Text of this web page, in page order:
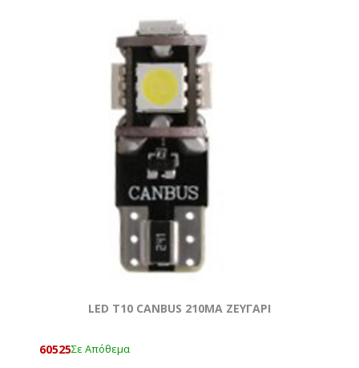
LED T10 CANBUS 210MA ΖΕΥΓΑΡΙ
60525Σε Απόθεμα